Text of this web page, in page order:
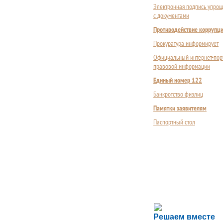
Электронная подпись
с документами
Противодействие
Прокуратура информирует
Официальный интернет-
правовой информации
Единый номер 122
Банкротство физлиц
Памятки заявителям
Паспортный стол
Решаем вместе
Сложности с
Сообщите об этом